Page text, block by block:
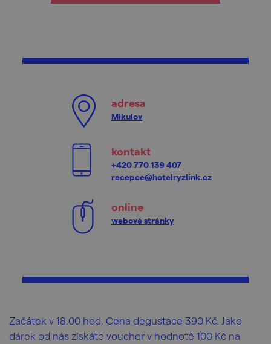
adresa
Mikulov
kontakt
+420 770 139 407
recepce@hotelryzlink.cz
online
webové stránky
Začátek v 18.00 hod. Cena degustace 390 Kč. Jako
dárek od nás získáte voucher v hodnotě 100 Kč na